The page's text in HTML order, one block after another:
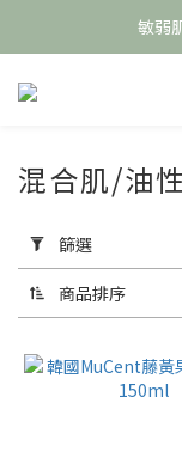
頭
敏弱
用
篩
選
價格
混合肌/油
篩選
商品排序